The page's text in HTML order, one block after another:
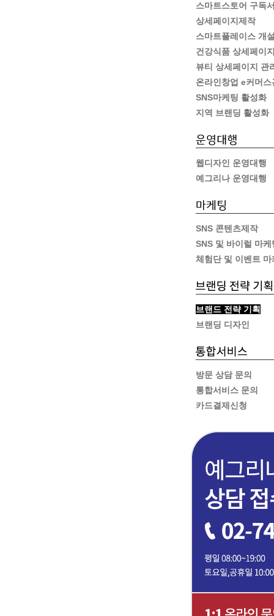
스마트스토어 구독
상세페이지제작
스마트플레이스 개
건강식품 상세페이
뷰티 상세페이지 관
온라인창업 e커머스
SNS마케팅 활성화
지역 브랜딩 활성화
웹디자인 운영대행
예그리나 운영대행
SNS 콘텐츠제작
SNS 및 바이럴 마케
체험단 및 이벤트 마
브랜드 전략 기획
브랜딩 디자인
방문 상담 문의
통합서비스 문의
카드결제신청